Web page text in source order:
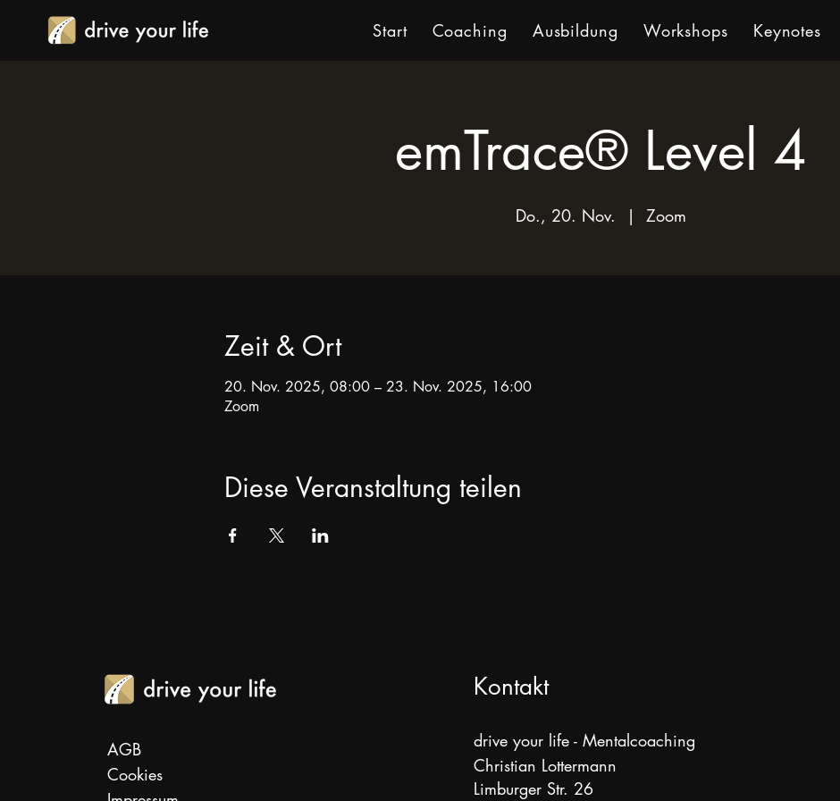
Start Coaching Ausbildung Workshops Keynotes
emTrace® Level 4
Do., 20. Nov.
  |
Zoom
Zeit & Ort
20. Nov. 2025, 08:00 – 23. Nov. 2025, 16:00
Zoom
Diese Veranstaltung teilen
AGB
Cookies
Kontakt
drive your life - Mentalcoaching
Christian Lottermann
Limburger Str. 26